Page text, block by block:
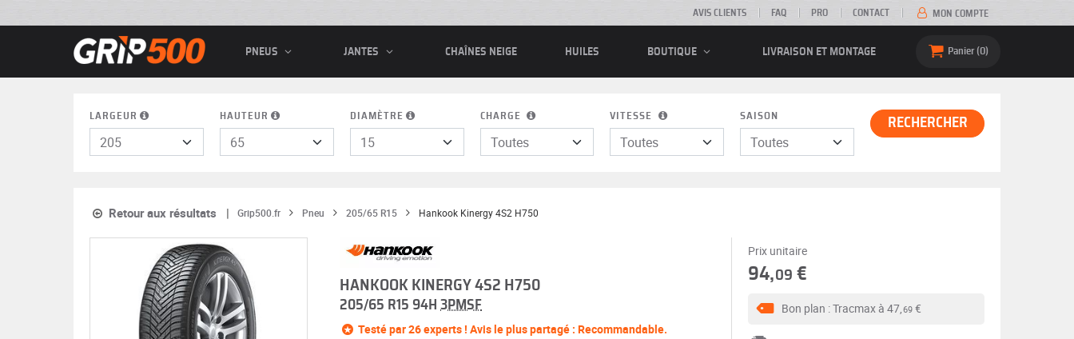
AVIS CLIENTS FAQ PRO CONTACT MON COMPTE
PNEUS JANTES CHAÎNES NEIGE HUILES BOUTIQUE LIVRAISON ET MONTAGE Panier 0
LARGEUR HAUTEUR DIAMÈTRE CHARGE VITESSE SAISON RECHERCHER
Retour aux résultats Grip500.fr Pneu 205/65 R15 Hankook Kinergy 4S2 H750
HANKOOK KINERGY 4S2 H750
205/65 R15 94H3PMSF
Testé par 26 experts ! Avis le plus partagé : Recommandable.
Prix unitaire
94,09 €
Bon plan : Tracmax à47,69 €